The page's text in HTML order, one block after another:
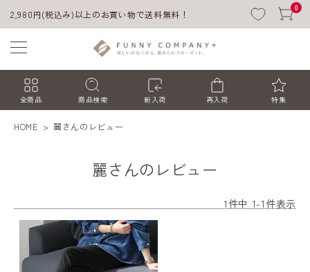
2,980円(税込み)以上のお買い物で送料無料！
0
全商品 商品検索 新入荷 再入荷 特集
ACCOUNT MENU
ようこそ ゲスト 様
HOME 麗さんのレビュー
麗さんのレビュー
1件中 1-1件表示